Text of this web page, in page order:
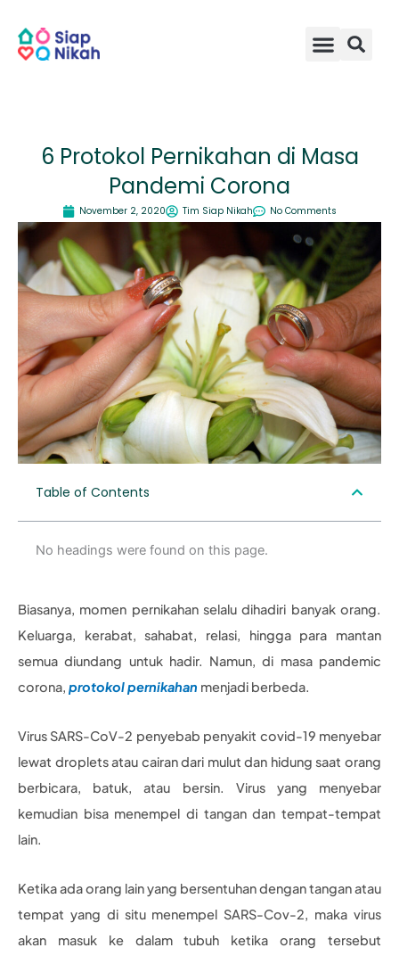
content
6 Protokol Pernikahan di Masa
Pandemi Corona
November 2, 2020 Tim Siap Nikah No Comments
Table of Contents
No headings were found on this page.
Biasanya, momen pernikahan selalu dihadiri banyak orang.
Keluarga, kerabat, sahabat, relasi, hingga para mantan
semua diundang untuk hadir. Namun, di masa pandemic
corona, protokol pernikahan menjadi berbeda.
Virus SARS-CoV-2 penyebab penyakit covid-19 menyebar
lewat droplets atau cairan dari mulut dan hidung saat orang
berbicara, batuk, atau bersin. Virus yang menyebar
kemudian bisa menempel di tangan dan tempat-tempat
lain.
Ketika ada orang lain yang bersentuhan dengan tangan atau
tempat yang di situ menempel SARS-Cov-2, maka virus
akan masuk ke dalam tubuh ketika orang tersebut